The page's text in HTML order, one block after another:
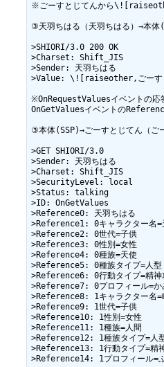
※ごーすとじてんから
③天羽ちはる（天羽ちはる）→本体
>SHIORI/3.0 200 OK
>Charset: Shift_JIS
>Sender: 天羽ちはる
>Value: \![raiseother,ごーすとじ
※OnRequestValuesイベントの
OnGetValuesイベントの
③本体(SSP)→ごーすとじてん（ご
>GET SHIORI/3.0
>Sender: 天羽ちはる
>Charset: Shift_JIS
>SecurityLevel: local
>Status: talking
>ID: OnGetValues
>Reference0: 天羽ちはる
>Reference1: 0キャラクター名=
>Reference2: 0世代=子供
>Reference3: 0性別=女性
>Reference4: 0種族=天使
>Reference5: 0種族タイプ=人型
>Reference6: 0行動タイプ=精神
>Reference7: 0プロフィール=か
>Reference8: 1キャラクター名=
>Reference9: 1世代=子供
>Reference10: 1性別=女性
>Reference11: 1種族=人間
>Reference12: 1種族タイプ=人
>Reference13: 1行動タイプ=精
>Reference14: 1プロフィール=